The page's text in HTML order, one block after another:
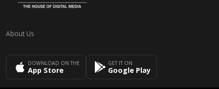
About Us
DOWNLOAD ON THE
App Store
GET IT ON
Google Play